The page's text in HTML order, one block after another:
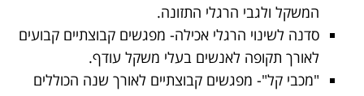
המשקל ולגבי הרגלי התזונה.
סדנה לשינוי הרגלי אכילה- מפגשים קבוצתיים קבועים
לאורך תקופה לאנשים בעלי משקל עודף.
"מכבי קל"- מפגשים קבוצתיים לאורך שנה הכוללים